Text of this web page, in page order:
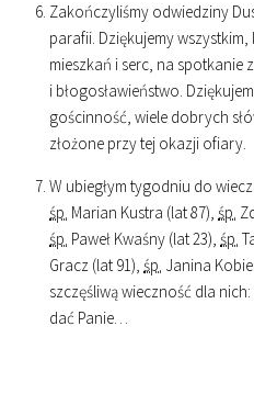
Zakończyliśmy odwiedziny
parafii. Dziękujemy
mieszkań i serc, na spotkanie
i błogosławieństwo.
gościnność, wiele dobrych
złożone przy tej okazji ofiary.
W ubiegłym tygodniu do
śp. Marian Kustra (lat 87), śp.
śp. Paweł Kwaśny (lat 23), śp.
Gracz (lat 91), śp. Janina
szczęśliwą wieczność dla
dać Panie…